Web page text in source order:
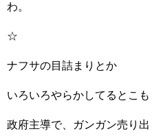
わ。
☆
ナフサの目詰まりとか
いろいろやらかしてるとこも
政府主導で、ガンガン売り